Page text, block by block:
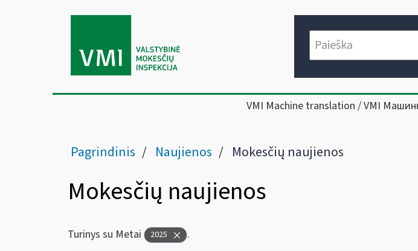
VMI Machine translation / VMI
Pagrindinis Naujienos Mokesčių naujienos
Mokesčių naujienos
Turinys su Metai 2025 .